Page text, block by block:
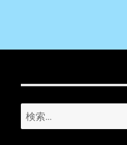
検
索: